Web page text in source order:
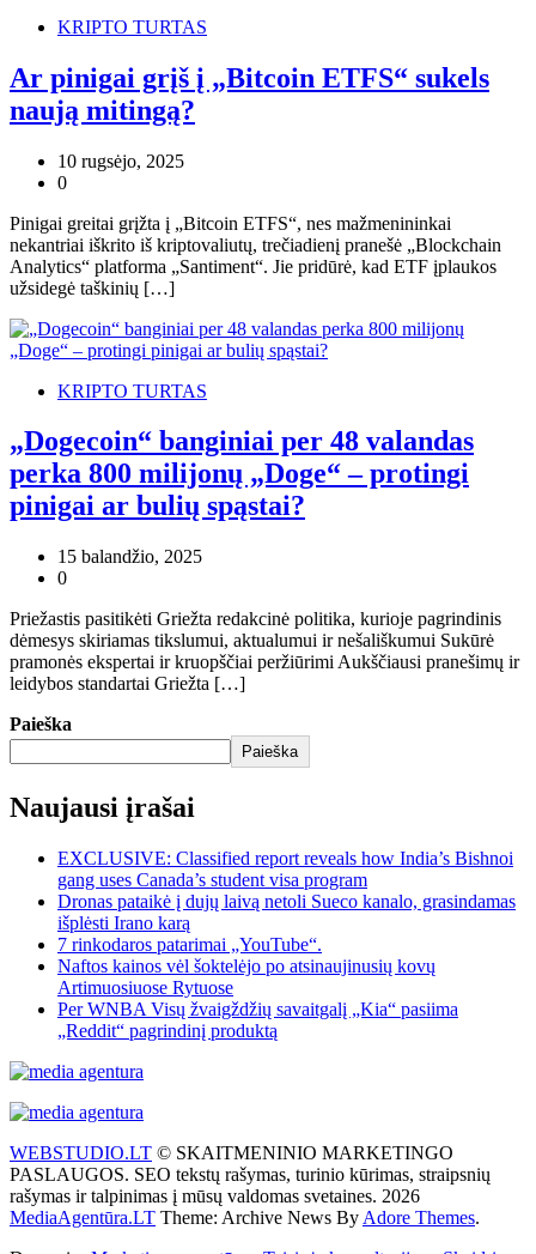
KRIPTO TURTAS
Ar pinigai grįš į „Bitcoin ETFS“ sukels
naują mitingą?
10 rugsėjo, 2025
0
Pinigai greitai grįžta į „Bitcoin ETFS“, nes mažmenininkai
nekantriai iškrito iš kriptovaliutų, trečiadienį pranešė „Blockchain
Analytics“ platforma „Santiment“. Jie pridūrė, kad ETF įplaukos
užsidegė taškinių […]
KRIPTO TURTAS
„Dogecoin“ banginiai per 48 valandas
perka 800 milijonų „Doge“ – protingi
pinigai ar bulių spąstai?
15 balandžio, 2025
0
Priežastis pasitikėti Griežta redakcinė politika, kurioje pagrindinis
dėmesys skiriamas tikslumui, aktualumui ir nešališkumui Sukūrė
pramonės ekspertai ir kruopščiai peržiūrimi Aukščiausi pranešimų ir
leidybos standartai Griežta […]
Paieška
Paieška
Naujausi įrašai
EXCLUSIVE: Classified report reveals how India’s Bishnoi
gang uses Canada’s student visa program
Dronas pataikė į dujų laivą netoli Sueco kanalo, grasindamas
išplėsti Irano karą
7 rinkodaros patarimai „YouTube“.
Naftos kainos vėl šoktelėjo po atsinaujinusių kovų
Artimuosiuose Rytuose
Per WNBA Visų žvaigždžių savaitgalį „Kia“ pasiima
„Reddit“ pagrindinį produktą
WEBSTUDIO.LT © SKAITMENINIO MARKETINGO
PASLAUGOS. SEO tekstų rašymas, turinio kūrimas, straipsnių
rašymas ir talpinimas į mūsų valdomas svetaines. 2026
MediaAgentūra.LT Theme: Archive News By Adore Themes.